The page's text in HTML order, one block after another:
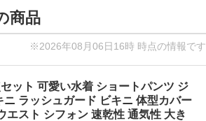
商品
※2026年08月06日16時 時点の情報です
ット 可愛い水着 ショートパンツ ジ
ラッシュガード ビキニ 体型カバー
エスト シフォン 速乾性 通気性 大き